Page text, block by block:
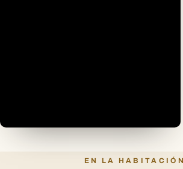
EN LA HABITACIÓN